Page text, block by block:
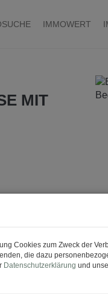
IMMOWERT
MIT
Cookies zum Zweck der
die dazu
Datenschutzerklärung und